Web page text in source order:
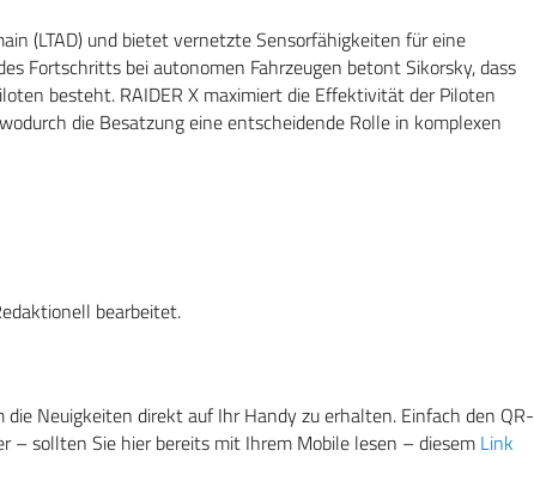
(LTAD) und bietet vernetzte Sensorfähigkeiten für eine
Fortschritts bei autonomen Fahrzeugen betont Sikorsky, dass
besteht. RAIDER X maximiert die Effektivität der Piloten
die Besatzung eine entscheidende Rolle in komplexen
bearbeitet.
Neuigkeiten direkt auf Ihr Handy zu erhalten. Einfach den QR-
– sollten Sie hier bereits mit Ihrem Mobile lesen – diesem Link